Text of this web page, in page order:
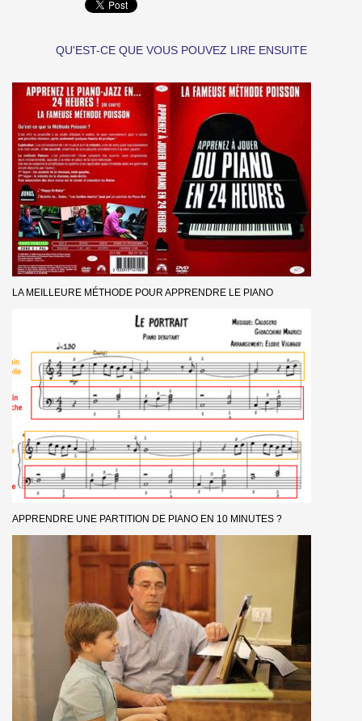
QU'EST-CE QUE VOUS POUVEZ LIRE ENSUITE
LA MEILLEURE MÉTHODE POUR APPRENDRE LE PIANO
APPRENDRE UNE PARTITION DE PIANO EN 10 MINUTES ?